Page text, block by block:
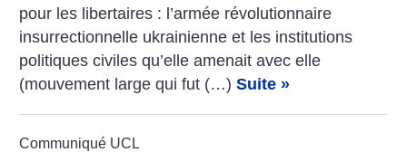
pour les libertaires : l’armée révolutionnaire
insurrectionnelle ukrainienne et les institutions
politiques civiles qu’elle amenait avec elle
(mouvement large qui fut (…)Suite »
Communiqué UCL